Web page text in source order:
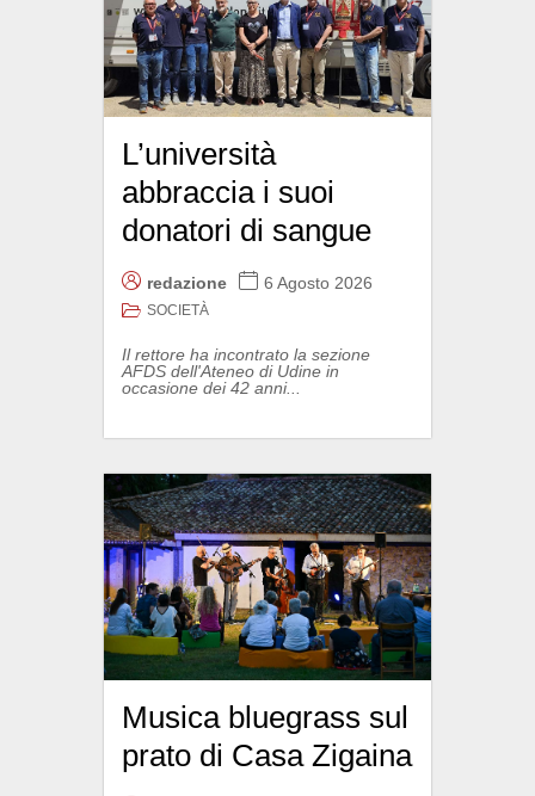
L’università
abbraccia i suoi
donatori di sangue
redazione 6 Agosto 2026
SOCIETÀ
Il rettore ha incontrato la sezione
AFDS dell'Ateneo di Udine in
occasione dei 42 anni...
Musica bluegrass sul
prato di Casa Zigaina